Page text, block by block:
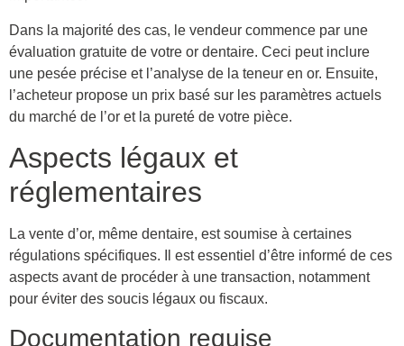
Dans la majorité des cas, le vendeur commence par une
évaluation gratuite de votre or dentaire. Ceci peut inclure
une pesée précise et l’analyse de la teneur en or. Ensuite,
l’acheteur propose un prix basé sur les paramètres actuels
du marché de l’or et la pureté de votre pièce.
Aspects légaux et
réglementaires
La vente d’or, même dentaire, est soumise à certaines
régulations spécifiques. Il est essentiel d’être informé de ces
aspects avant de procéder à une transaction, notamment
pour éviter des soucis légaux ou fiscaux.
Documentation requise